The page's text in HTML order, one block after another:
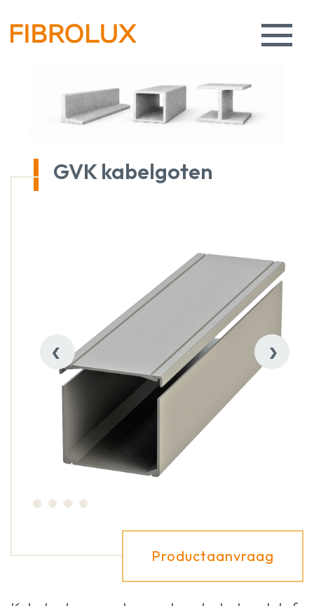
‹ ›
Productaanvraag
GVK kabelgoten